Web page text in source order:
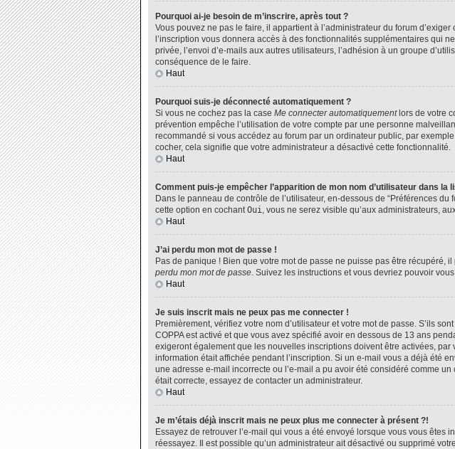
Pourquoi ai-je besoin de m’inscrire, après tout ?
Vous pouvez ne pas le faire, il appartient à l’administrateur du forum
l’inscription vous donnera accès à des fonctionnalités supplémentaires qui
privée, l’envoi d’e-mails aux autres utilisateurs, l’adhésion à un groupe
conséquence de le faire.
Haut
Pourquoi suis-je déconnecté automatiquement ?
Si vous ne cochez pas la case Me connecter automatiquementlors de votre
prévention empêche l’utilisation de votre compte par une personne
recommandé si vous accédez au forum par un ordinateur public, par
cocher, cela signifie que votre administrateur a désactivé cette fonctionnalité.
Haut
Comment puis-je empêcher l’apparition de mon nom d’utilisateur dans la
Dans le panneau de contrôle de l’utilisateur, en-dessous de “Préférences du
cette option en cochantOui, vous ne serez visible qu’aux administrateurs,
Haut
J’ai perdu mon mot de passe !
Pas de panique ! Bien que votre mot de passe ne puisse pas être
perdu mon mot de passe. Suivez les instructions et vous devriez pouvoir
Haut
Je suis inscrit mais ne peux pas me connecter !
Premièrement, vérifiez votre nom d’utilisateur et votre mot de passe. S’ils
COPPA est activé et que vous avez spécifié avoir en dessous de 13 ans
exigeront également que les nouvelles inscriptions doivent être activées,
information était affichée pendant l’inscription. Si un e-mail vous a déjà été
une adresse e-mail incorrecte ou l’e-mail a pu avoir été considéré comme
était correcte, essayez de contacter un administrateur.
Haut
Je m’étais déjà inscrit mais ne peux plus me connecter à présent ?!
Essayez de retrouver l’e-mail qui vous a été envoyé lorsque vous vous êtes
réessayez. Il est possible qu’un administrateur ait désactivé ou supprimé